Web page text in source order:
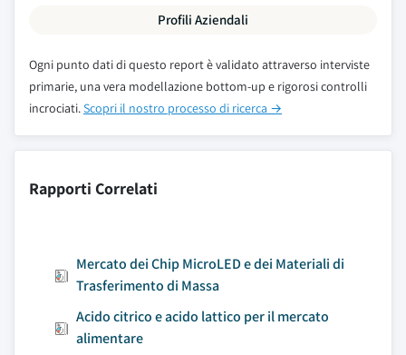
Profili Aziendali
Ogni punto dati di questo report è validato attraverso interviste
primarie, una vera modellazione bottom-up e rigorosi controlli
incrociati.Scopri il nostro processo di ricerca →
Rapporti Correlati
Mercato dei Chip MicroLED e dei Materiali di
Trasferimento di Massa
Acido citrico e acido lattico per il mercato
alimentare